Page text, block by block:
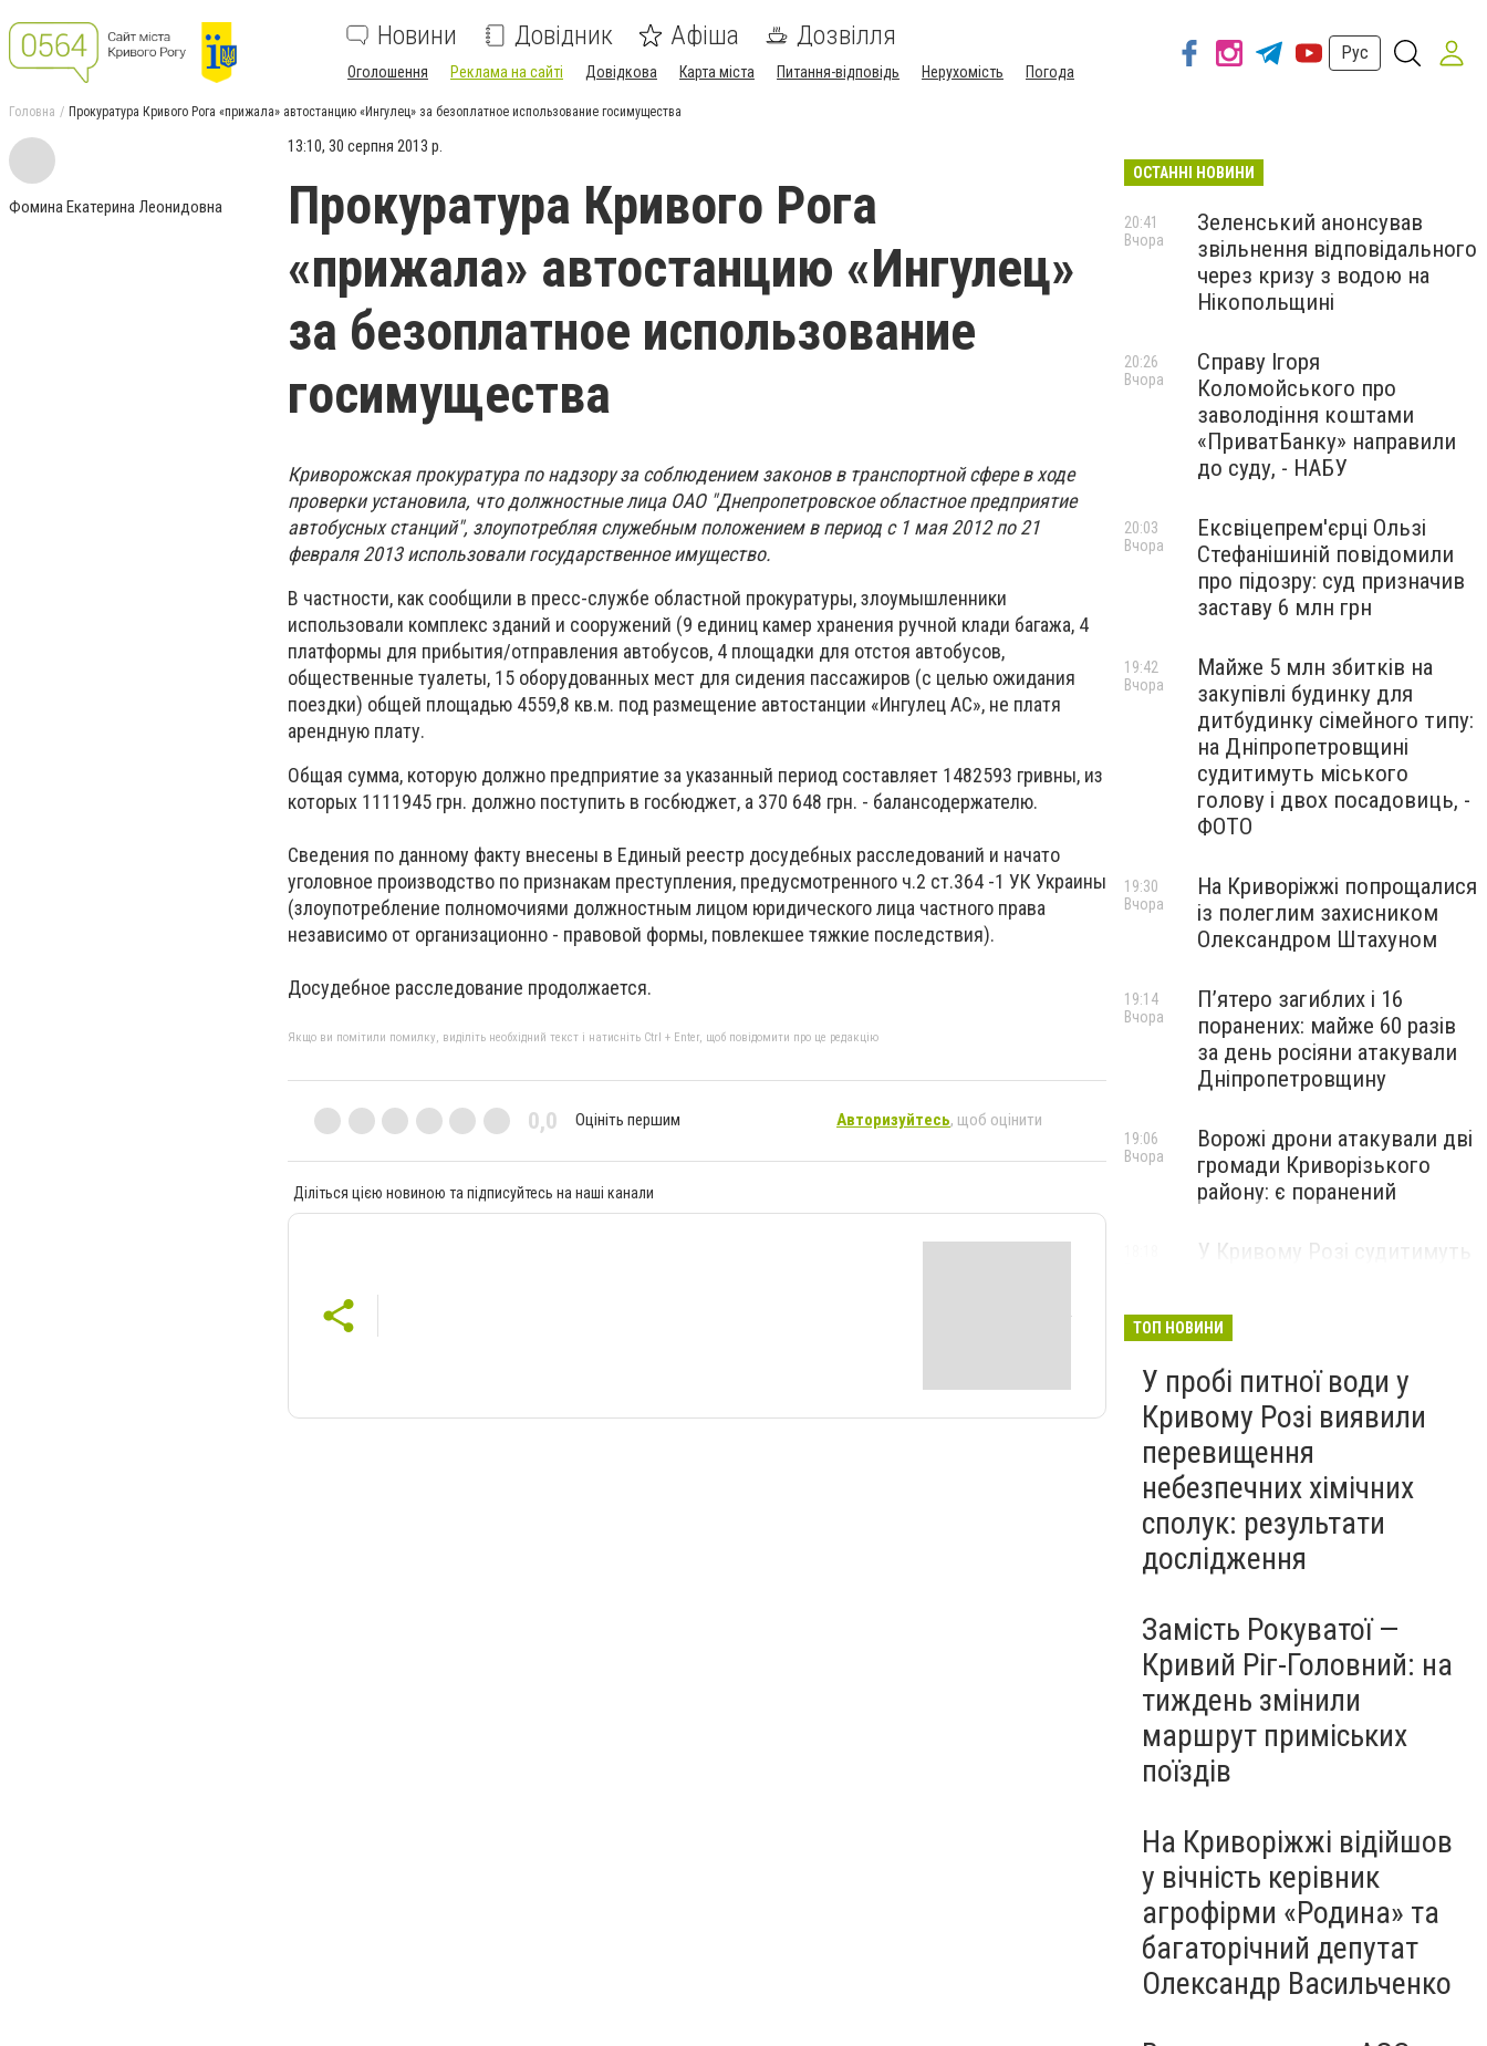
Новини Довідник Афіша Дозвілля
Оголошення Реклама на сайті Довідкова Карта міста Питання-відповідь Нерухомість Погода
Рус
Головна Прокуратура Кривого Рога «прижала» автостанцию «Ингулец» за безоплатное использование госимущества
Фомина Екатерина Леонидовна
13:10, 30 серпня 2013 р.
Прокуратура Кривого Рога
«прижала» автостанцию «Ингулец»
за безоплатное использование
госимущества
Криворожская прокуратура по надзору за соблюдением законов в транспортной сфере в ходе
проверки установила, что должностные лица ОАО "Днепропетровское областное предприятие
автобусных станций", злоупотребляя служебным положением в период с 1 мая 2012 по 21
февраля 2013 использовали государственное имущество.
В частности, как сообщили в пресс-службе областной прокуратуры, злоумышленники
использовали комплекс зданий и сооружений (9 единиц камер хранения ручной клади багажа, 4
платформы для прибытия/отправления автобусов, 4 площадки для отстоя автобусов,
общественные туалеты, 15 оборудованных мест для сидения пассажиров (с целью ожидания
поездки) общей площадью 4559,8 кв.м. под размещение автостанции «Ингулец АС», не платя
арендную плату.
Общая сумма, которую должно предприятие за указанный период составляет 1482593 гривны, из
которых 1111945 грн. должно поступить в госбюджет, а 370 648 грн. - балансодержателю.
Сведения по данному факту внесены в Единый реестр досудебных расследований и начато
уголовное производство по признакам преступления, предусмотренного ч.2 ст.364 -1 УК Украины
(злоупотребление полномочиями должностным лицом юридического лица частного права
независимо от организационно - правовой формы, повлекшее тяжкие последствия).
Досудебное расследование продолжается.
Якщо ви помітили помилку, виділіть необхідний текст і натисніть Ctrl + Enter, щоб повідомити про це редакцію
0,0 Оцініть першим Авторизуйтесь, щоб оцінити
Діліться цією новиною та підписуйтесь на наші канали
ОСТАННІ НОВИНИ
Зеленський анонсував
звільнення відповідального
через кризу з водою на
Нікопольщині
20:41
Вчора
Справу Ігоря
Коломойського про
заволодіння коштами
«ПриватБанку» направили
до суду, - НАБУ
20:26
Вчора
Ексвіцепрем'єрці Ользі
Стефанішиній повідомили
про підозру: суд призначив
заставу 6 млн грн
20:03
Вчора
Майже 5 млн збитків на
закупівлі будинку для
дитбудинку сімейного типу:
на Дніпропетровщині
судитимуть міського
голову і двох посадовиць, -
ФОТО
19:42
Вчора
На Криворіжжі попрощалися
із полеглим захисником
Олександром Штахуном
19:30
Вчора
П’ятеро загиблих і 16
поранених: майже 60 разів
за день росіяни атакували
Дніпропетровщину
19:14
Вчора
Ворожі дрони атакували дві
громади Криворізького
району: є поранений
19:06
Вчора
У Кривому Розі судитимуть
боєприпасів, - ФОТО
ТОП НОВИНИ
У пробі питної води у
Кривому Розі виявили
перевищення
небезпечних хімічних
сполук: результати
дослідження
Замість Рокуватої —
Кривий Ріг-Головний: на
тиждень змінили
маршрут приміських
поїздів
На Криворіжжі відійшов
у вічність керівник
агрофірми «Родина» та
багаторічний депутат
Олександр Васильченко